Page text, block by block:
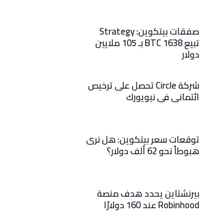
صفقات بيتكوين: Strategy
تبيع 1638 BTC بـ 105 ملايين
دولار
شركة Circle تحصل على ترخيص
ائتماني في نيويورك
توقعات سعر بيتكوين: هل نرى
هبوطاً نحو 62 ألف دولار؟
بيرنشتاين يحدد هدف منصة
Robinhood عند 160 دولارًا